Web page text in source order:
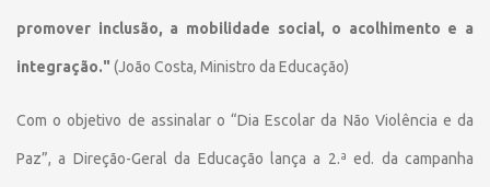
promover inclusão, a mobilidade social, o acolhimento e a
integração." (João Costa, Ministro da Educação)
Com o objetivo de assinalar o “Dia Escolar da Não Violência e da
Paz”, a Direção-Geral da Educação lança a 2.ª ed. da campanha